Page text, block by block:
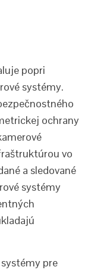
popri
systémy.
ochrany
vo
a sledované
systémy
pre